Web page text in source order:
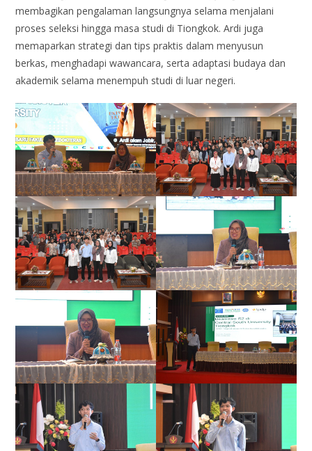
membagikan pengalaman langsungnya selama menjalani
proses seleksi hingga masa studi di Tiongkok. Ardi juga
memaparkan strategi dan tips praktis dalam menyusun
berkas, menghadapi wawancara, serta adaptasi budaya dan
akademik selama menempuh studi di luar negeri.